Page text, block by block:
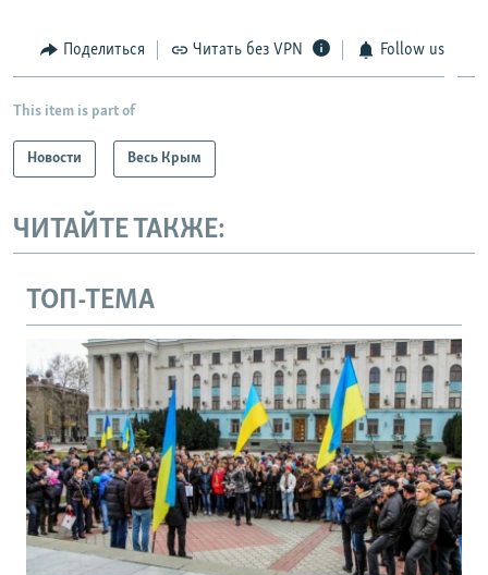
Поделиться Читать без VPN Follow us
This item is part of
Новости Весь Крым
ЧИТАЙТЕ ТАКЖЕ:
ТОП-ТЕМА